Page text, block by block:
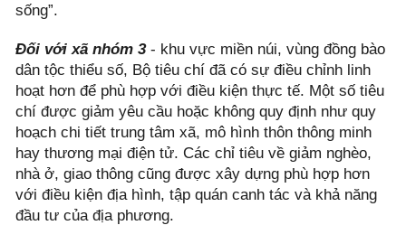
sống”.
Đối với xã nhóm 3- khu vực miền núi, vùng đồng bào
dân tộc thiểu số, Bộ tiêu chí đã có sự điều chỉnh linh
hoạt hơn để phù hợp với điều kiện thực tế. Một số tiêu
chí được giảm yêu cầu hoặc không quy định như quy
hoạch chi tiết trung tâm xã, mô hình thôn thông minh
hay thương mại điện tử. Các chỉ tiêu về giảm nghèo,
nhà ở, giao thông cũng được xây dựng phù hợp hơn
với điều kiện địa hình, tập quán canh tác và khả năng
đầu tư của địa phương.